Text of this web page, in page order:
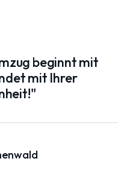
beginnt mit
mit Ihrer